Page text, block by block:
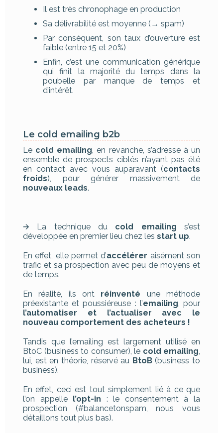
Il est très chronophage en production
Sa délivrabilité est moyenne (→ spam)
Par conséquent, son taux d’ouverture est
faible (entre 15 et 20%)
Enfin, c’est une communication générique
qui finit la majorité du temps dans la
poubelle par manque de temps et
d’intérêt.
Le cold emailing b2b
Le cold emailing, en revanche, s’adresse à un
ensemble de prospects ciblés n’ayant pas été
en contact avec vous auparavant (contacts
froids), pour générer massivement de
nouveaux leads.
🡪 La technique du cold emailing s’est
développée en premier lieu chez les start up.
En effet, elle permet d’accélérer aisément son
trafic et sa prospection avec peu de moyens et
de temps.
En réalité, ils ont réinventé une méthode
préexistante et poussiéreuse : l’emailing, pour
l’automatiser et l’actualiser avec le
nouveau comportement des acheteurs !
Tandis que l’emailing est largement utilisé en
BtoC (business to consumer), le cold emailing,
lui, est en théorie, réservé au BtoB(business to
business).
En effet, ceci est tout simplement lié à ce que
l’on appelle l’opt-in : le consentement à la
prospection (#balancetonspam, nous vous
détaillons tout plus bas).